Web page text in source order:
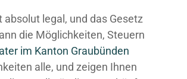
legal, und das Gesetz
die Möglichkeiten, Steuern
im K anton Graubünden
alle, und zeigen Ihnen